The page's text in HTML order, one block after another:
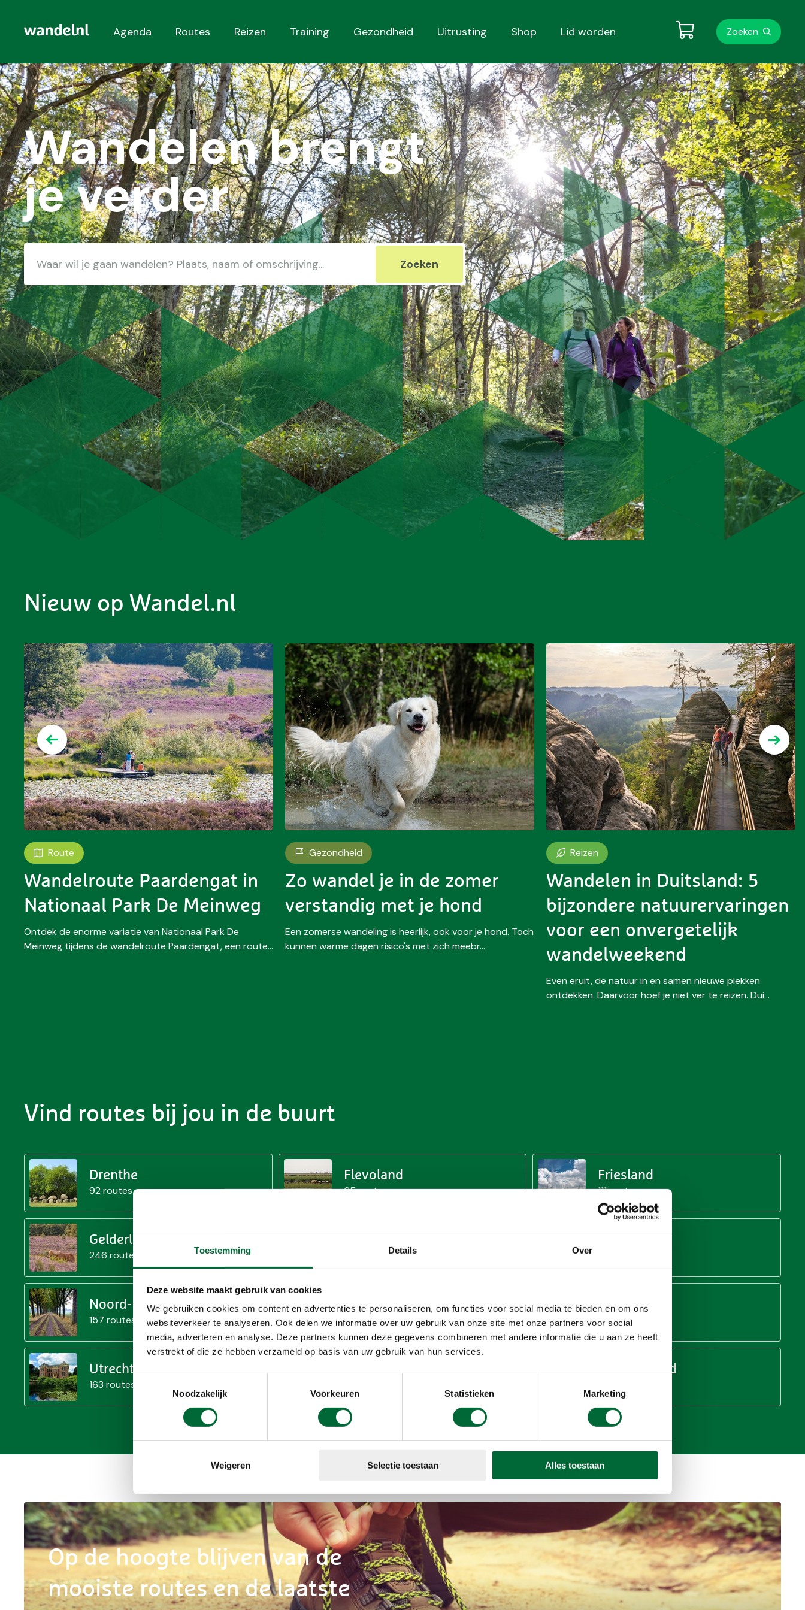
Toestemming Details Over
Deze website maakt gebruik van cookies
We gebruiken cookies om content en advertenties te personaliseren, om functies voor social media te bieden en om ons
websiteverkeer te analyseren. Ook delen we informatie over uw gebruik van onze site met onze partners voor social
media, adverteren en analyse. Deze partners kunnen deze gegevens combineren met andere informatie die u aan ze heeft
verstrekt of die ze hebben verzameld op basis van uw gebruik van hun services.
Noodzakelijk
Voorkeuren Statistieken Marketing
Weigeren Selectie toestaan Alles toestaan
Hoofdnavigatie
Agenda Routes Reizen Training Gezondheid Uitrusting Shop Lid worden Zoeken
Wandelen brengt
je verder
Zoeken
Nieuw op Wandel.nl
Route
Wandelroute Paardengat in
Nationaal Park De Meinweg
Ontdek de enorme variatie van Nationaal Park De
Meinweg tijdens de wandelroute Paardengat, een route...
Gezondheid
Zo wandel je in de zomer
verstandig met je hond
Een zomerse wandeling is heerlijk, ook voor je hond. Toch
kunnen warme dagen risico's met zich meebr...
Reizen
Wandelen in Duitsland: 5
bijzondere natuurervaringen
voor een onvergetelijk
wandelweekend
Even eruit, de natuur in en samen nieuwe plekken
ontdekken. Daarvoor hoef je niet ver te reizen. Dui...
Vind routes bij jou in de buurt
Drenthe
92 routes
Flevoland
65 routes
Friesland
111 routes
Gelderland
246 routes
Noord-Brabant
157 routes
Noord-Holland
174 routes
Overijssel
96 routes
Utrecht
163 routes
Zeeland Zuid-Holland
Op de hoogte blijven van de
mooiste routes en de laatste